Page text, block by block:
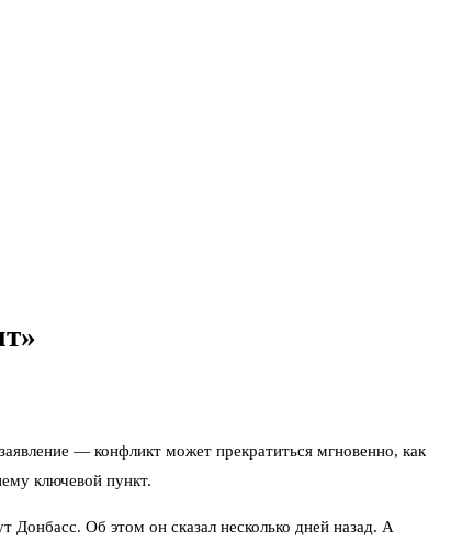
— конфликт может прекратиться мгновенно, как
ключевой пункт.
Об этом он сказал несколько дней назад. А